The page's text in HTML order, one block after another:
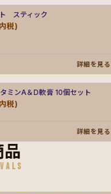
スティック
税)
詳細を見る
ミンA＆D軟膏 10個セット
税)
詳細を見る
品